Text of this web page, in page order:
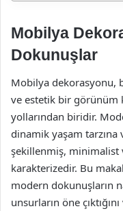
Mobilya
Dokunuşlar
Mobilya dekorasyonu,
ve estetik bir görünüm
yollarından biridir.
dinamik yaşam tarzına
şekillenmiş, minimalist
karakterizedir. Bu
modern dokunuşların
unsurların öne